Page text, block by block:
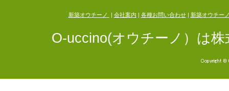
新築オウチーノ 会社案内 各種お問い合わせ| 新築オウチー
O-uccino(オウチーノ）は